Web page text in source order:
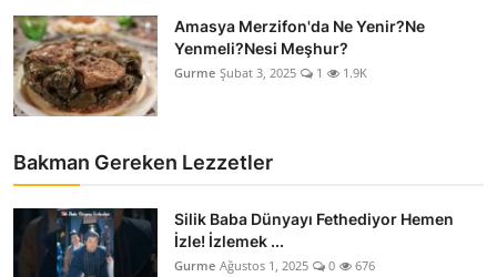
Amasya Merzifon'da Ne Yenir?Ne
Yenmeli?Nesi Meşhur?
Gurme Şubat 3, 2025 1 1.9K
Bakman Gereken Lezzetler
Silik Baba Dünyayı Fethediyor Hemen
İzle! İzlemek ...
Gurme Ağustos 1, 2025 0 676